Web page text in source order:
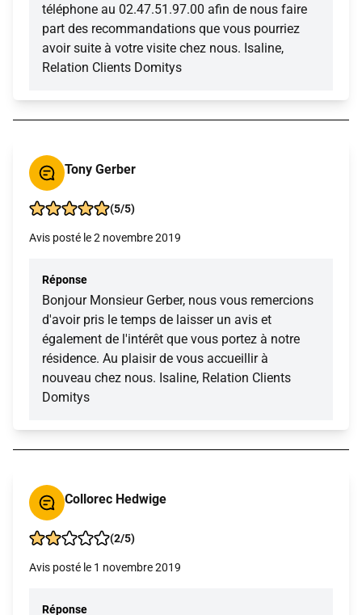
téléphone au 02.47.51.97.00 afin de nous faire
part des recommandations que vous pourriez
avoir suite à votre visite chez nous. Isaline,
Relation Clients Domitys
Tony Gerber
(5/5)
Avis posté le 2 novembre 2019
Réponse
Bonjour Monsieur Gerber, nous vous remercions
d'avoir pris le temps de laisser un avis et
également de l'intérêt que vous portez à notre
résidence. Au plaisir de vous accueillir à
nouveau chez nous. Isaline, Relation Clients
Domitys
Collorec Hedwige
(2/5)
Avis posté le 1 novembre 2019
Réponse